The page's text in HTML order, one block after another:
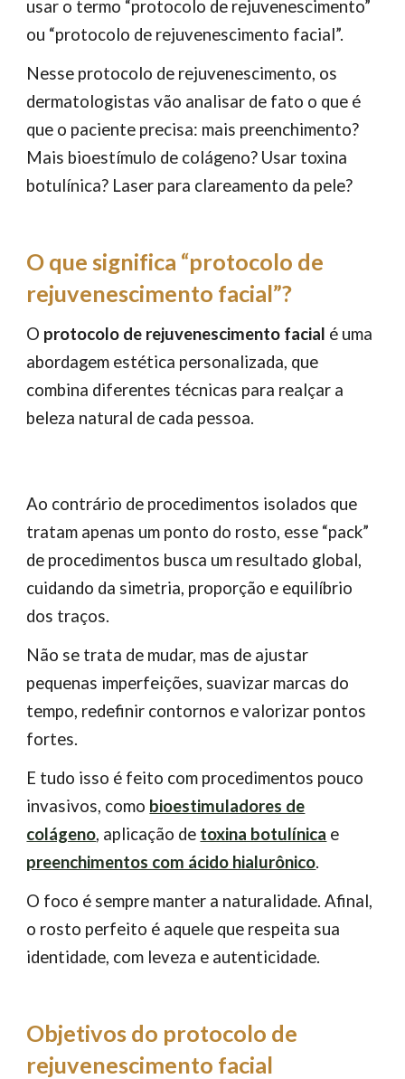
usar o termo “protocolo de rejuvenescimento”
ou “protocolo de rejuvenescimento facial”.
Nesse protocolo de rejuvenescimento, os
dermatologistas vão analisar de fato o que é
que o paciente precisa: mais preenchimento?
Mais bioestímulo de colágeno? Usar toxina
botulínica? Laser para clareamento da pele?
O que significa “protocolo de
rejuvenescimento facial”?
O protocolo de rejuvenescimento facial é uma
abordagem estética personalizada, que
combina diferentes técnicas para realçar a
beleza natural de cada pessoa.
Ao contrário de procedimentos isolados que
tratam apenas um ponto do rosto, esse “pack”
de procedimentos busca um resultado global,
cuidando da simetria, proporção e equilíbrio
dos traços.
Não se trata de mudar, mas de ajustar
pequenas imperfeições, suavizar marcas do
tempo, redefinir contornos e valorizar pontos
fortes.
E tudo isso é feito com procedimentos pouco
invasivos, como bioestimuladores de
colágeno, aplicação de toxina botulínica e
preenchimentos com ácido hialurônico.
O foco é sempre manter a naturalidade. Afinal,
o rosto perfeito é aquele que respeita sua
identidade, com leveza e autenticidade.
Objetivos do protocolo de
rejuvenescimento facial